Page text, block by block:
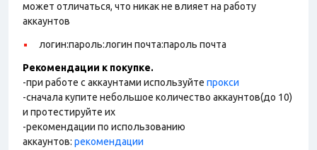
может отличаться, что никак не влияет на работу
аккаунтов
логин:пароль:логин почта:пароль почта
Рекомендации к покупке.
-при работе с аккаунтами используйте прокси
-сначала купите небольшое количество аккаунтов(до 10)
и протестируйте их
-рекомендации по использованию
аккаунтов: рекомендации